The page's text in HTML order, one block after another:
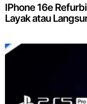
IPhone 16e
Layak atau